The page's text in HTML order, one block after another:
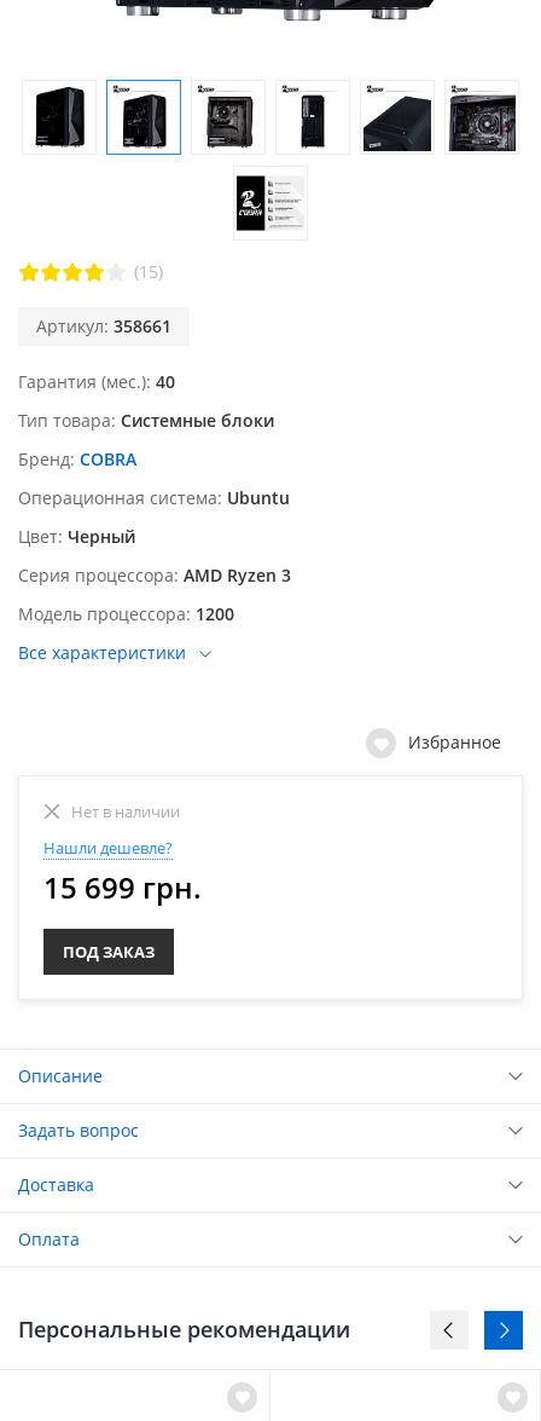
(15)
Артикул: 358661
Гарантия (мес.) 40
Тип товара Системные блоки
Бренд COBRA
Операционная система Ubuntu
Цвет Черный
Серия процессора AMD Ryzen 3
Модель процессора 1200
Все характеристики
Избранное
Нет в наличии
Нашли дешевле?
15 699 грн.
ПОД ЗАКАЗ
Описание
Задать вопрос
Доставка
Оплата
Персональные рекомендации